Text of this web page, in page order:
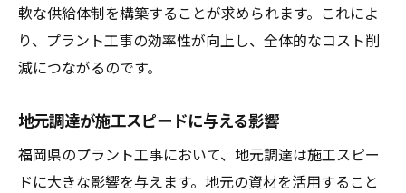
軟な供給体制を構築することが求められます。これによ
り、プラント工事の効率性が向上し、全体的なコスト削
減につながるのです。
地元調達が施工スピードに与える影響
福岡県のプラント工事において、地元調達は施工スピー
ドに大きな影響を与えます。地元の資材を活用すること